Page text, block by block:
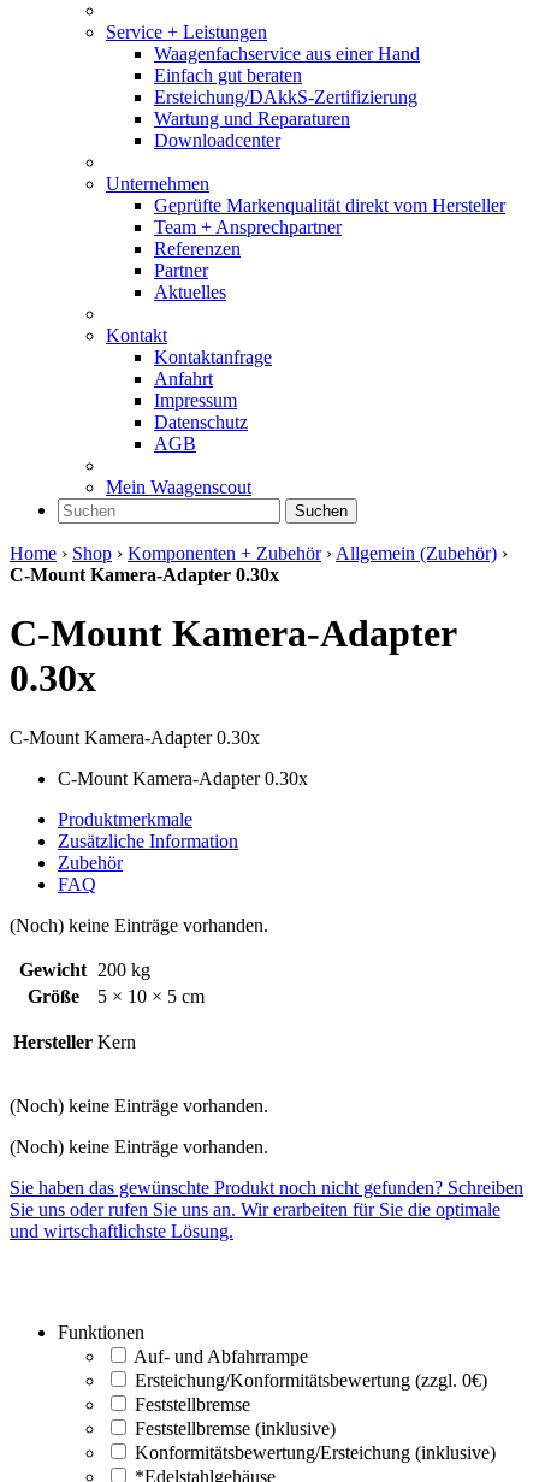
Service + Leistungen
Waagenfachservice aus einer Hand
Einfach gut beraten
Ersteichung/DAkkS-Zertifizierung
Wartung und Reparaturen
Downloadcenter
Unternehmen
Geprüfte Markenqualität direkt vom Hersteller
Team + Ansprechpartner
Referenzen
Partner
Aktuelles
Kontakt
Kontaktanfrage
Anfahrt
Impressum
Datenschutz
AGB
Mein Waagenscout
Suchen
Home › Shop › Komponenten + Zubehör› Allgemein (Zubehör) ›
C-Mount Kamera-Adapter 0.30x
C-Mount Kamera-Adapter
0.30x
C-Mount Kamera-Adapter 0.30x
C-Mount Kamera-Adapter 0.30x
Produktmerkmale
Zusätzliche Information
Zubehör
FAQ
(Noch) keine Einträge vorhanden.
Gewicht 200 kg
Größe
5 × 10 × 5 cm
Hersteller Kern
(Noch) keine Einträge vorhanden.
(Noch) keine Einträge vorhanden.
Sie haben das gewünschte Produkt noch nicht gefunden? Schreiben
Sie uns oder rufen Sie uns an. Wir erarbeiten für Sie die optimale
und wirtschaftlichste Lösung.
Funktionen
Auf- und Abfahrrampe
Ersteichung/Konformitätsbewertung (zzgl. 0€)
Feststellbremse
Feststellbremse (inklusive)
Konformitätsbewertung/Ersteichung (inklusive)
*Edelstahlgehäuse